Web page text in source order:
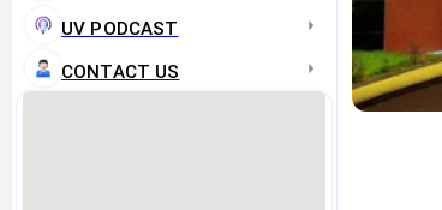
UV PODCAST
CONTACT US